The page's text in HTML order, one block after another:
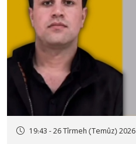
19:43 - 26 Tîrmeh (Temûz) 2026